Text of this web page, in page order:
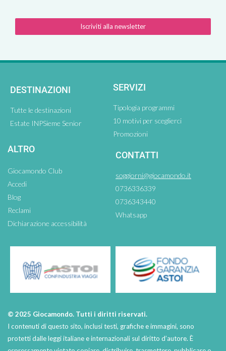
Iscriviti alla newsletter
DESTINAZIONI
Tutte le destinazioni
Estate INPSieme Senior
SERVIZI
Tipologia programmi
10 motivi per sceglierci
Promozioni
ALTRO
Giocamondo Club
Accedi
Blog
Reclami
Dichiarazione accessibilità
CONTATTI
soggiorni@giocamondo.it
0736336339
0736343440
Whatsapp
© 2025 Giocamondo. Tutti i diritti riservati.
I contenuti di questo sito, inclusi testi, grafiche e immagini, sono
protetti dalle leggi italiane e internazionali sul diritto d’autore. È